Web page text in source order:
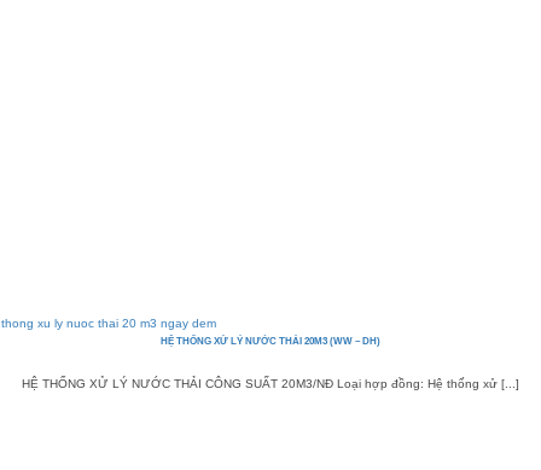
HỆ THỐNG XỬ LÝ NƯỚC THẢI 20M3 (WW – DH)
HỆ THỐNG XỬ LÝ NƯỚC THẢI CÔNG SUẤT 20M3/NĐ Loại hợp đồng: Hệ thống xử [...]